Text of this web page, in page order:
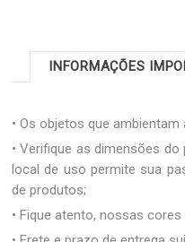
INFORMAÇÕES
• Os objetos que
• Verifique as dimensões
local de uso permite sua
de produtos;
• Fique atento, nossas